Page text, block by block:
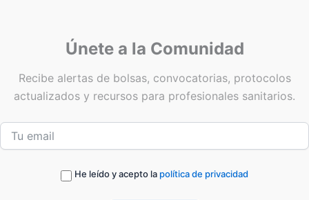
Únete a la Comunidad
Recibe alertas de bolsas, convocatorias, protocolos
actualizados y recursos para profesionales sanitarios.
He leído y acepto la política de privacidad